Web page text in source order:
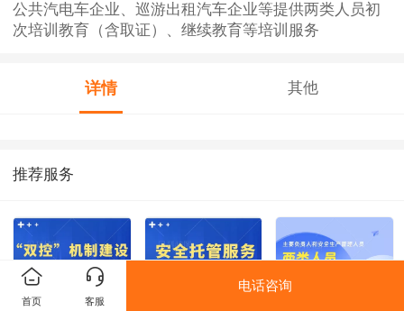
公共汽电车企业、巡游出租汽车企业等提供两类人员初
次培训教育（含取证）、继续教育等培训服务
详情 其他
推荐服务
首页 客服
电话咨询